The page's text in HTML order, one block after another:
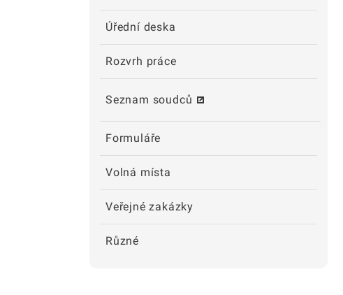
Úřední deska
Rozvrh práce
Seznam soudců
Formuláře
Volná místa
Veřejné zakázky
Různé